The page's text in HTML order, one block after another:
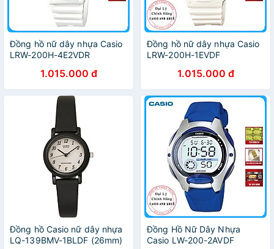
Đồng hồ nữ dây nhựa Casio
LRW-200H-4E2VDR
1.015.000 đ
Đồng hồ nữ dây nhựa Casio
LRW-200H-1EVDF
1.015.000 đ
Đồng hồ Casio nữ dây nhựa
LQ-139BMV-1BLDF (26mm)
Đồng Hồ Nữ Dây Nhựa
Casio LW-200-2AVDF